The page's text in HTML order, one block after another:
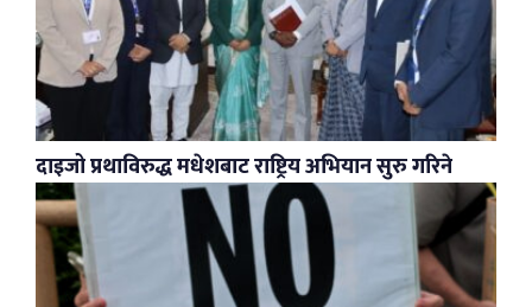
दाइजो प्रथाविरुद्ध मधेशबाट राष्ट्रिय अभियान सुरु गरिने